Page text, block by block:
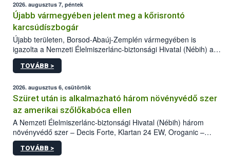
2026. augusztus 7, péntek
Újabb vármegyében jelent meg a kőrisrontó
karcsúdíszbogár
Újabb területen, Borsod-Abaúj-Zemplén vármegyében is
igazolta a Nemzeti Élelmiszerlánc-biztonsági Hivatal (Nébih) a
kőrisrontó karcsúdíszbogár (Agrilus planipennis) jelenlétét. A
kártevőt nem csak színcsapdában találták meg, de már fertőzött
az intenzív felderítést, emellett az intézkedéseket a szlovák
hatósággal is összehangolják a terjedés megállítása érdekében.
TOVÁBB >
2026. augusztus 6, csütörtök
Szüret után is alkalmazható három növényvédő szer
az amerikai szőlőkabóca ellen
A Nemzeti Élelmiszerlánc-biztonsági Hivatal (Nébih) három
növényvédő szer – Decis Forte, Klartan 24 EW, Oroganic –
engedélyokiratát módosította, így azok a szüretet követően,
egészen a vesszőérettség (BBCH 91) stádiumáig
TOVÁBB >